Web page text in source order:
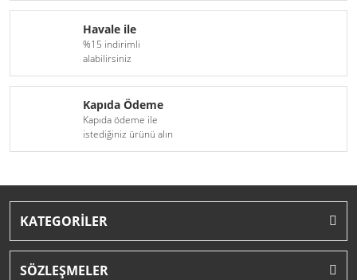
Havale ile
%15 indirimli
alabilirsiniz
Kapıda Ödeme
Kapıda ödeme ile
istediğiniz ürünü alın
KATEGORİLER
SÖZLEŞMELER